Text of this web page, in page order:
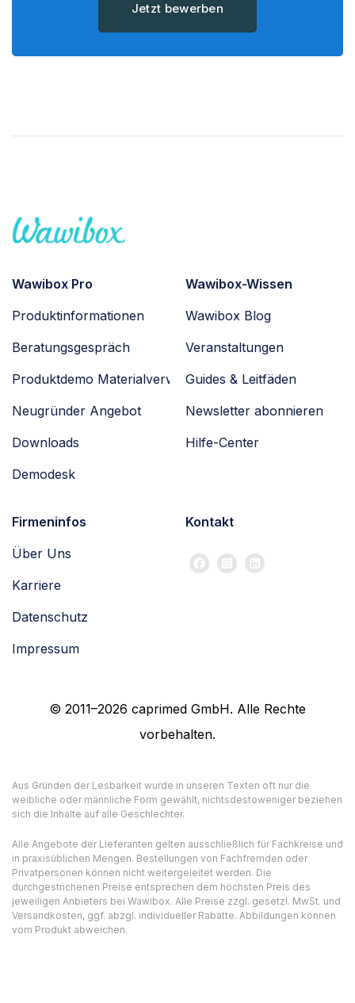
Jetzt bewerben
Wawibox Pro
Produktinformationen
Beratungsgespräch
Produktdemo Materialverwaltung
Neugründer Angebot
Downloads
Demodesk
Wawibox-Wissen
Wawibox Blog
Veranstaltungen
Guides & Leitfäden
Newsletter abonnieren
Hilfe-Center
Firmeninfos
Über Uns
Karriere
Datenschutz
Impressum
Kontakt
© 2011–2026 caprimed GmbH. Alle Rechte
vorbehalten.
Aus Gründen der Lesbarkeit wurde in unseren Texten oft nur die
weibliche oder männliche Form gewählt, nichtsdestoweniger beziehen
sich die Inhalte auf alle Geschlechter.
Alle Angebote der Lieferanten gelten ausschließlich für Fachkreise und
in praxisüblichen Mengen. Bestellungen von Fachfremden oder
Privatpersonen können nicht weitergeleitet werden. Die
durchgestrichenen Preise entsprechen dem höchsten Preis des
jeweiligen Anbieters bei Wawibox. Alle Preise zzgl. gesetzl. MwSt. und
Versandkosten, ggf. abzgl. individueller Rabatte. Abbildungen können
vom Produkt abweichen.